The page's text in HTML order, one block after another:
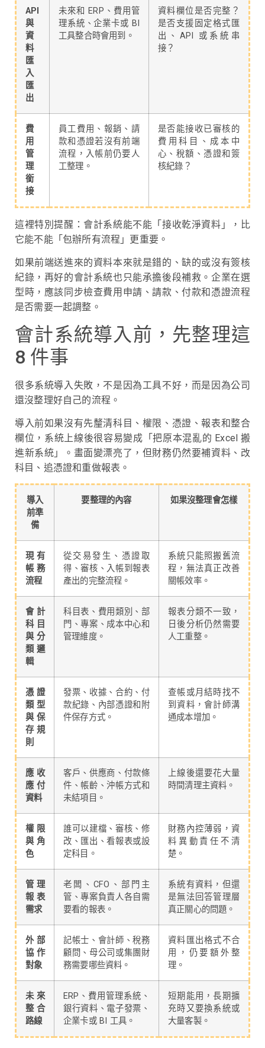
API
與
資
料
匯
入
匯
出
未來和 ERP、費用管
理系統、企業卡或 BI
工具整合時會用到。
資料欄位是否完整？
是否支援固定格式匯
出、API 或系統串
接？
費
用
管
理
銜
接
員工費用、報銷、請
款和憑證若沒有前端
流程，入帳前仍要人
工整理。
是否能接收已審核的
費用科目、成本中
心、稅額、憑證和簽
核紀錄？
這裡特別提醒：會計系統能不能「接收乾淨資料」，比
它能不能「包辦所有流程」更重要。
如果前端送進來的資料本來就是錯的、缺的或沒有簽核
紀錄，再好的會計系統也只能承擔後段補救。企業在選
型時，應該同步檢查費用申請、請款、付款和憑證流程
是否需要一起調整。
會計系統導入前，先整理這
8 件事
很多系統導入失敗，不是因為工具不好，而是因為公司
還沒整理好自己的流程。
導入前如果沒有先釐清科目、權限、憑證、報表和整合
欄位，系統上線後很容易變成「把原本混亂的 Excel 搬
進新系統」。畫面變漂亮了，但財務仍然要補資料、改
科目、追憑證和重做報表。
導入
前準
備
要整理的內容 如果沒整理會怎樣
現有
帳務
流程
從交易發生、憑證取
得、審核、入帳到報表
產出的完整流程。
系統只能照搬舊流
程，無法真正改善
關帳效率。
會計
科目
與分
類邏
輯
科目表、費用類別、部
門、專案、成本中心和
管理維度。
報表分類不一致，
日後分析仍然需要
人工重整。
憑證
類型
與保
存規
則
發票、收據、合約、付
款紀錄、內部憑證和附
件保存方式。
查帳或月結時找不
到資料，會計師溝
通成本增加。
應收
應付
資料
客戶、供應商、付款條
件、帳齡、沖帳方式和
未結項目。
上線後還要花大量
時間清理主資料。
權限
與角
色
誰可以建檔、審核、修
改、匯出、看報表或設
定科目。
財務內控薄弱，資
料異動責任不清
楚。
管理
報表
需求
老闆、CFO、部門主
管、專案負責人各自需
要看的報表。
系統有資料，但還
是無法回答管理層
真正關心的問題。
外部
協作
對象
記帳士、會計師、稅務
顧問、母公司或集團財
務需要哪些資料。
資料匯出格式不合
用，仍要額外整
理。
未來
整合
路線
ERP、費用管理系統、
銀行資料、電子發票、
企業卡或 BI 工具。
短期能用，長期擴
充時又要換系統或
大量客製。